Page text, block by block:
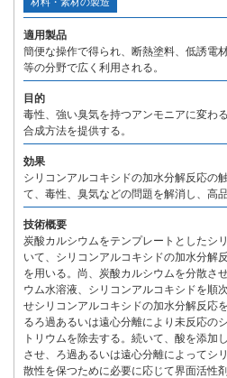
適用製品
簡便な操作で得られ、断熱塗料、低誘電
等の分野で広く利用される。
目的
毒性、強い臭気を持つアンモニアに変わ
合成方法を提供する。
効果
シリコンアルコキシドの加水分解反応の
て、毒性、臭気などの問題を解消し、高
技術概要
炭酸カルシウムをテンプレートとしたシ
いて、シリコンアルコキシドの加水分解
を用いる。尚、炭酸カルシウムを分散さ
ウム水溶液、シリコンアルコキシドを順
せシリコンアルコキシドの加水分解反応
るろ過あるいは遠心分離により未反応の
トリウムを除去する。続いて、酸を添加
させ、ろ過あるいは遠心分離によってシ
散性を保つために必要に応じて界面活性